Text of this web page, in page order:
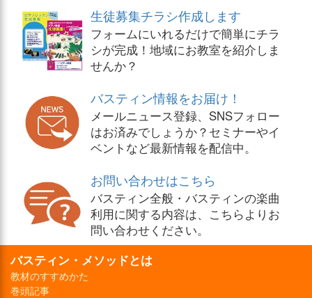
生徒募集チラシ作成します
フォームにいれるだけで簡単にチラ
シが完成！地域にお教室を紹介しま
せんか？
バスティン情報をお届け！
メールニュース登録、SNSフォロー
はお済みでしょうか？セミナーやイ
ベントなど最新情報を配信中。
お問い合わせはこちら
バスティン全般・バスティンの楽曲
利用に関する内容は、こちらよりお
問い合わせください。
バスティン・メソッドとは
教材のすすめかた
巻頭記事